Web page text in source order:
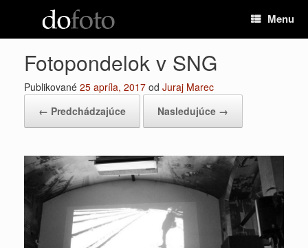
Menu
Fotopondelok v SNG
Publikované 25 apríla, 2017 od Juraj Marec
← Predchádzajúce
Nasledujúce →